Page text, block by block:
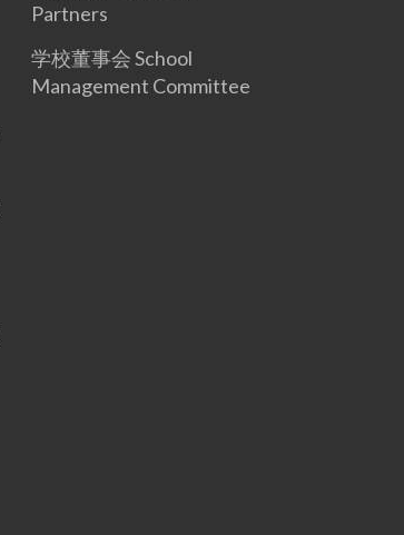
Partners
学校董事会 School
Management Committee